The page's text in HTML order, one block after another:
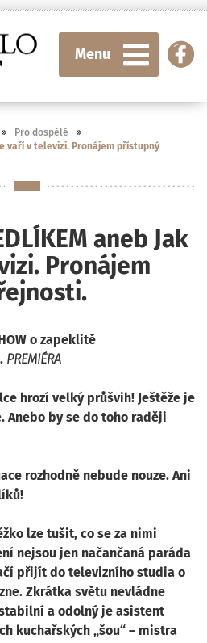
Menu
Pro dospělé
vaří v televizi. Pronájem přístupný
aneb Jak
Pronájem
o zapeklitě
PREMIÉRA
hrozí velký průšvih! Ještěže je
Anebo by se do toho raději
rozhodně nebude nouze. Ani
lze tušit, co se za nimi
nejsou jen načančaná paráda
přijít do televizního studia o
Zkrátka světu nevládne
a odolný je asistent
kuchařských „šou“ – mistra